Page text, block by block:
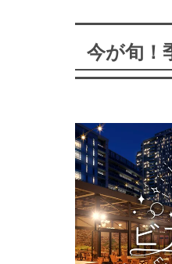
今が旬！